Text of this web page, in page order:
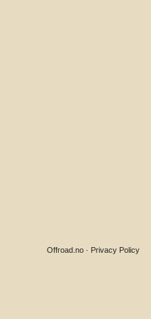
Privacy Policy
Offroad.no ·